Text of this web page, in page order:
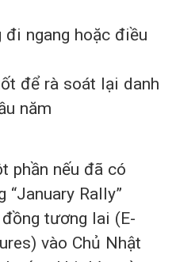
ngang hoặc điều
để rà soát lại danh
năm
phần nếu đã có
Rally”
tương lai (E-
vào Chủ Nhật